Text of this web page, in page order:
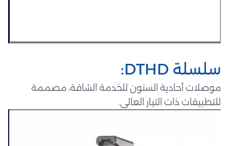
سلسلة DTHD:
موصلات أحادية السنون للخدمة الشاقة، مصممة
للتطبيقات ذات التيار العالي.